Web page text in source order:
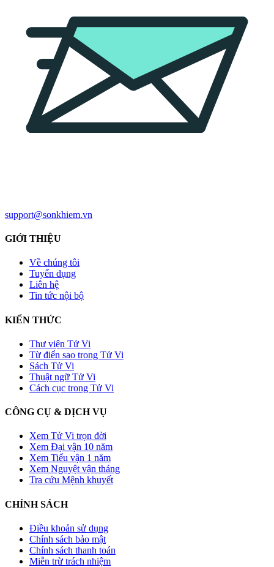
support@sonkhiem.vn
GIỚI THIỆU
Về chúng tôi
Tuyển dụng
Liên hệ
Tin tức nội bộ
KIẾN THỨC
Thư viện Tử Vi
Từ điển sao trong Tử Vi
Sách Tử Vi
Thuật ngữ Tử Vi
Cách cục trong Tử Vi
CÔNG CỤ & DỊCH VỤ
Xem Tử Vi trọn đời
Xem Đại vận 10 năm
Xem Tiểu vận 1 năm
Xem Nguyệt vận tháng
Tra cứu Mệnh khuyết
CHÍNH SÁCH
Điều khoản sử dụng
Chính sách bảo mật
Chính sách thanh toán
Miễn trừ trách nhiệm